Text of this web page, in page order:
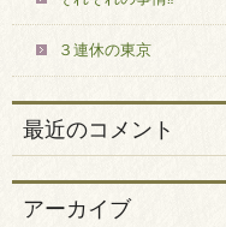
３連休の東京
最近のコメント
アーカイブ